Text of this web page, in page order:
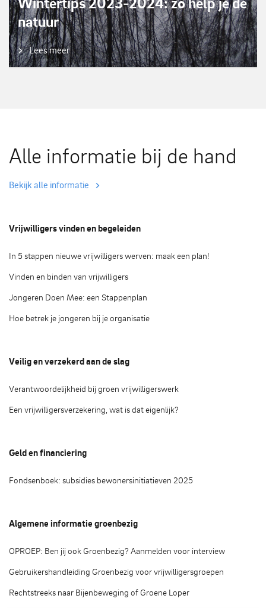
natuur
Lees meer
Alle informatie bij de hand
Bekijk alle informatie
Vrijwilligers vinden en begeleiden
In 5 stappen nieuwe vrijwilligers werven: maak een plan!
Vinden en binden van vrijwilligers
Jongeren Doen Mee: een Stappenplan
Hoe betrek je jongeren bij je organisatie
Veilig en verzekerd aan de slag
Verantwoordelijkheid bij groen vrijwilligerswerk
Een vrijwilligersverzekering, wat is dat eigenlijk?
Geld en financiering
Fondsenboek: subsidies bewonersinitiatieven 2025
Algemene informatie groenbezig
OPROEP: Ben jij ook Groenbezig? Aanmelden voor interview
Gebruikershandleiding Groenbezig voor vrijwilligersgroepen
Rechtstreeks naar Bijenbeweging of Groene Loper